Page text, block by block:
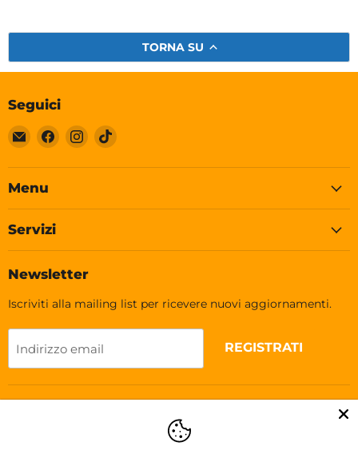
TORNA SU
Seguici
Email
Soleplastic
Trovaci
su
Facebook
Trovaci
su
Instagram
Trovaci
TikTok
Menu
Servizi
Newsletter
Iscriviti alla mailing list per ricevere nuovi aggiornamenti.
Indirizzo email REGISTRATI
Lingua
Italiano